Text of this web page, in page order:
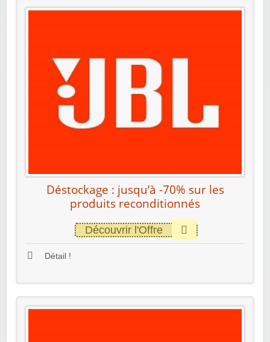
Déstockage : jusqu’à -70% sur les
produits reconditionnés
Découvrir l'Offre
Détail !